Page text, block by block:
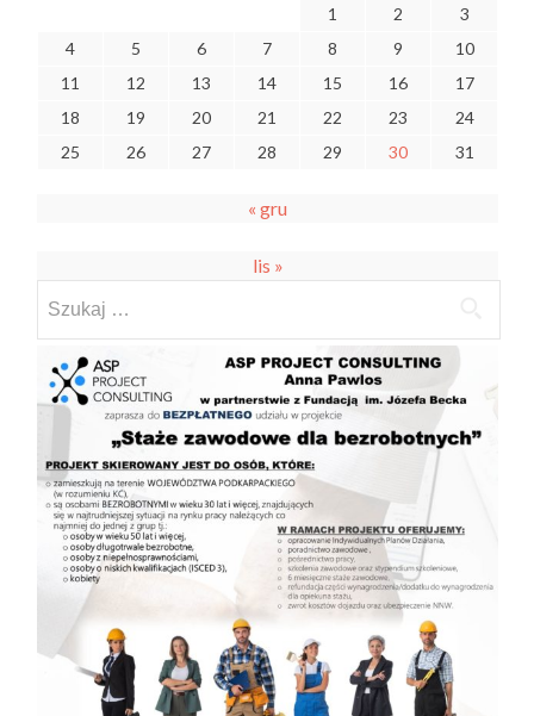
1
2
3
4
5 6 7 8 9
10
11
12 13 14 15 16
17
18
19 20 21 22 23
24
25
26 27 28 29 30 31
« gru
lis »